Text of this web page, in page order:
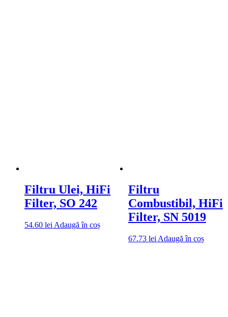
Filtru Ulei, HiFi
Filter, SO 242
54.60 lei Adaugă în coș
Filtru
Combustibil, HiFi
Filter, SN 5019
67.73 lei Adaugă în coș